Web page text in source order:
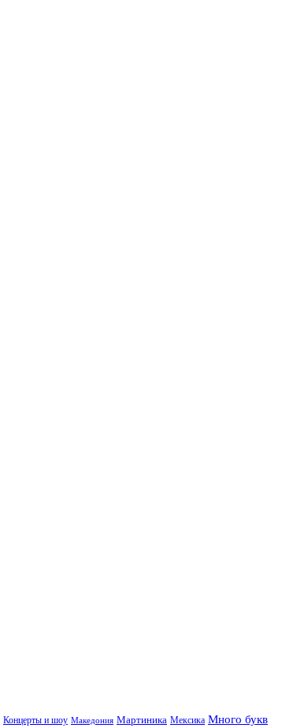
Концерты и шоу Македония Мартиника Мексика Много букв